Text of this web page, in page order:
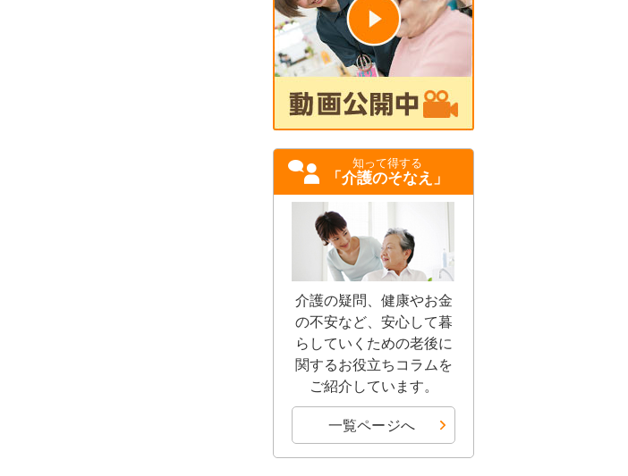
知って得する
「介護のそなえ」
介護の疑問、健康やお金
の不安など、安心して暮
らしていくための老後に
関するお役立ちコラムを
ご紹介しています。
一覧ページへ